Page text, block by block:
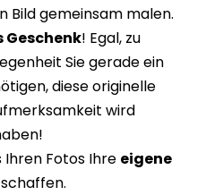
Bild gemeinsam malen.
Geschenk! Egal, zu
Sie gerade ein
diese originelle
wird
Ihren Fotos Ihre eigene
schaffen.